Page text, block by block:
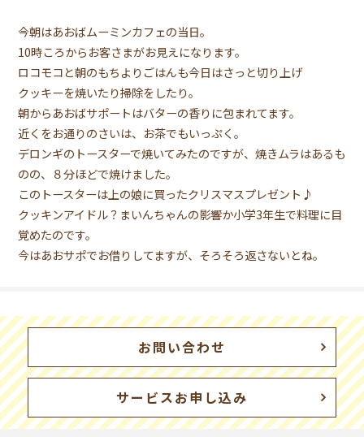
今朝はあおばムーミンカフェの当日。
10時ころからお客さまがお見えになります。
ロコモコと朝のもちよりごはんも今日はさっと切り上げ
クッキーを焼いたり掃除をしたり。
朝からあおばサポートはバターの香りに包まれてます。
近くをお通りのさいは、お茶でもいっぷく。
デロンギのトースターで焼いてみたのですが、焼きムラはあるも
のの、８分ほどで焼けました。
このトースターは上の娘に買ったクリスマスプレゼント♪
クッキンアイドル？まいんちゃんの影響か小学3年生で料理に目
覚めたのです。
今はあおサポでお借りしてますが、そろそろ返さないとね。
お問い合わせ
サービスお申し込み